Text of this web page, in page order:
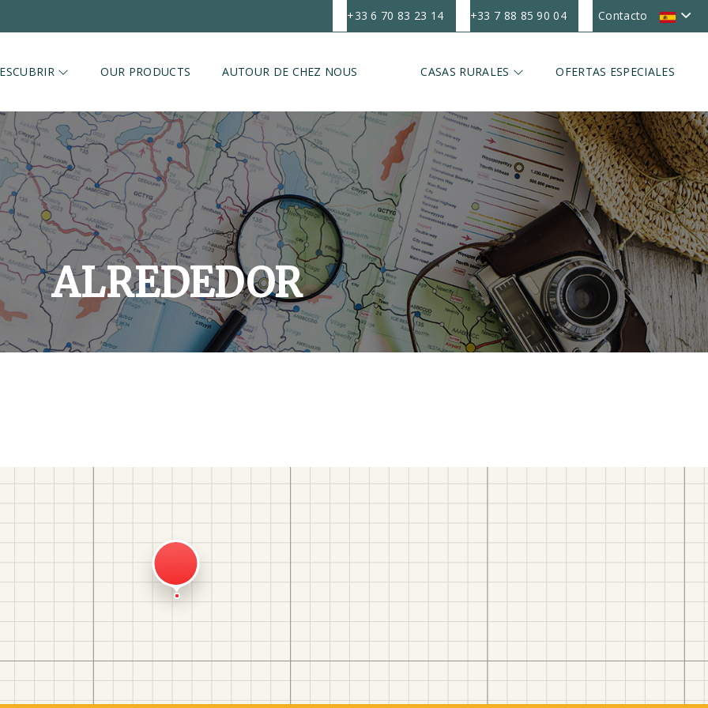
Contacto
+33 7 88 85 90 04
+33 6 70 83 23 14
OUR PRODUCTS AUTOUR DE CHEZ NOUS CASAS RURALES OFERTAS ESPECIALES
ALREDEDOR